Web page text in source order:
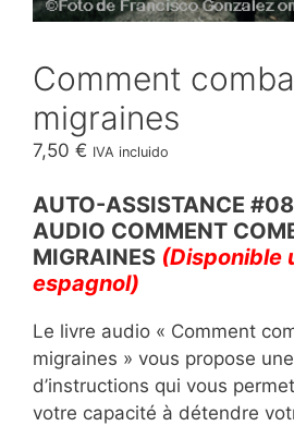
Comment
migraines
7,50 € IVA incluido
AUTO-ASSISTANCE #08
AUDIO COMMENT
MIGRAINES (Disponible
espagnol)
Le livre audio « Comment
migraines » vous propose
d’instructions qui vous
votre capacité à détendre